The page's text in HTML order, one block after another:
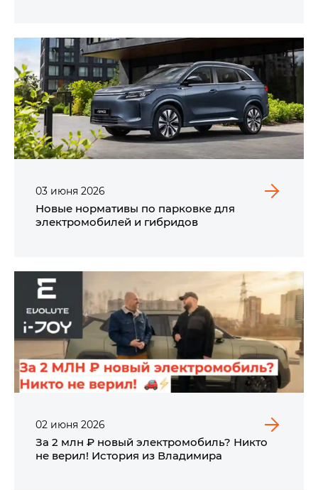
03 июня 2026
Новые нормативы по парковке для
электромобилей и гибридов
02 июня 2026
За 2 млн ₽ новый электромобиль? Никто
не верил! История из Владимира